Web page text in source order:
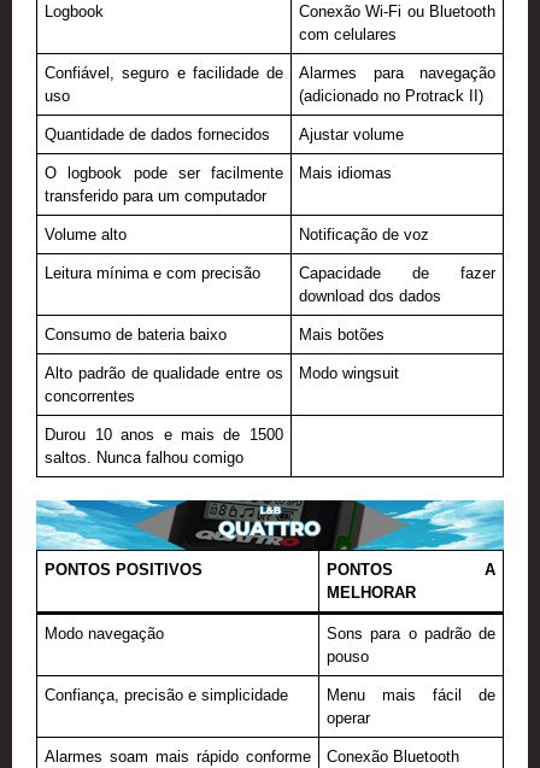
Logbook
Conexão Wi-Fi ou Bluetooth
com celulares
Confiável, seguro e facilidade de
uso
Alarmes para navegação
(adicionado no Protrack II)
Quantidade de dados fornecidos Ajustar volume
O logbook pode ser facilmente
transferido para um computador
Mais idiomas
Volume alto Notificação de voz
Leitura mínima e com precisão
Capacidade de fazer
download dos dados
Consumo de bateria baixo Mais botões
Alto padrão de qualidade entre os
concorrentes
Modo wingsuit
Durou 10 anos e mais de 1500
saltos. Nunca falhou comigo
PONTOS POSITIVOS
PONTOS A
MELHORAR
Modo navegação
Sons para o padrão de
pouso
Confiança, precisão e simplicidade
Menu mais fácil de
operar
Alarmes soam mais rápido conforme
Conexão Bluetooth